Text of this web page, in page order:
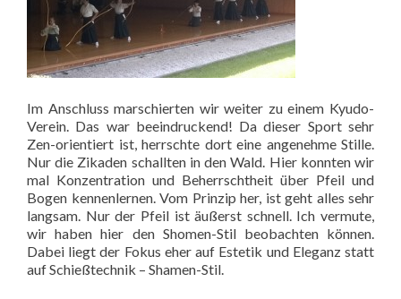
Im Anschluss marschierten wir weiter zu einem Kyudo-
Verein. Das war beeindruckend! Da dieser Sport sehr
Zen-orientiert ist, herrschte dort eine angenehme Stille.
Nur die Zikaden schallten in den Wald. Hier konnten wir
mal Konzentration und Beherrschtheit über Pfeil und
Bogen kennenlernen. Vom Prinzip her, ist geht alles sehr
langsam. Nur der Pfeil ist äußerst schnell. Ich vermute,
wir haben hier den Shomen-Stil beobachten können.
Dabei liegt der Fokus eher auf Estetik und Eleganz statt
auf Schießtechnik – Shamen-Stil.